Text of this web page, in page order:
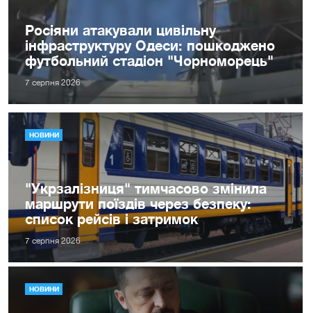
Росіяни атакували цивільну
інфраструктуру Одеси: пошкоджено
футбольний стадіон "Чорноморець"
7 серпня 2026
НОВИНИ
"Укрзалізниця" тимчасово змінила
маршрути поїздів через безпеку:
список рейсів і затримок
7 серпня 2026
НОВИНИ